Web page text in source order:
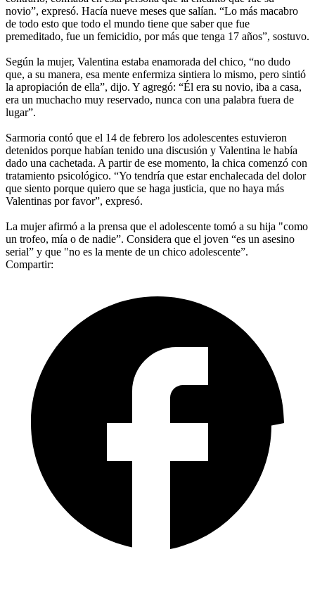
novio”, expresó. Hacía nueve meses que salían. “Lo más macabro
de todo esto que todo el mundo tiene que saber que fue
premeditado, fue un femicidio, por más que tenga 17 años”, sostuvo.
Según la mujer, Valentina estaba enamorada del chico, “no dudo
que, a su manera, esa mente enfermiza sintiera lo mismo, pero sintió
la apropiación de ella”, dijo. Y agregó: “Él era su novio, iba a casa,
era un muchacho muy reservado, nunca con una palabra fuera de
lugar”.
Sarmoria contó que el 14 de febrero los adolescentes estuvieron
detenidos porque habían tenido una discusión y Valentina le había
dado una cachetada. A partir de ese momento, la chica comenzó con
tratamiento psicológico. “Yo tendría que estar enchalecada del dolor
que siento porque quiero que se haga justicia, que no haya más
Valentinas por favor”, expresó.
La mujer afirmó a la prensa que el adolescente tomó a su hija "como
un trofeo, mía o de nadie”. Considera que el joven “es un asesino
serial” y que "no es la mente de un chico adolescente”.
Compartir: